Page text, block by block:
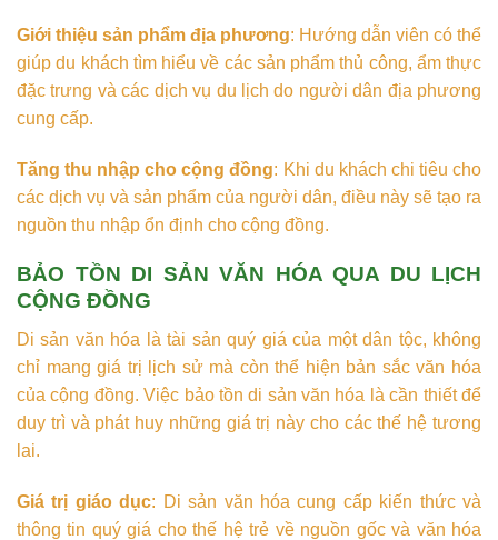
Giới thiệu sản phẩm địa phương: Hướng dẫn viên có thể
giúp du khách tìm hiểu về các sản phẩm thủ công, ẩm thực
đặc trưng và các dịch vụ du lịch do người dân địa phương
cung cấp.
Tăng thu nhập cho cộng đồng: Khi du khách chi tiêu cho
các dịch vụ và sản phẩm của người dân, điều này sẽ tạo ra
nguồn thu nhập ổn định cho cộng đồng.
BẢO TỒN DI SẢN VĂN HÓA QUA DU LỊCH
CỘNG ĐỒNG
Di sản văn hóa là tài sản quý giá của một dân tộc, không
chỉ mang giá trị lịch sử mà còn thể hiện bản sắc văn hóa
của cộng đồng. Việc bảo tồn di sản văn hóa là cần thiết để
duy trì và phát huy những giá trị này cho các thế hệ tương
lai.
Giá trị giáo dục: Di sản văn hóa cung cấp kiến thức và
thông tin quý giá cho thế hệ trẻ về nguồn gốc và văn hóa